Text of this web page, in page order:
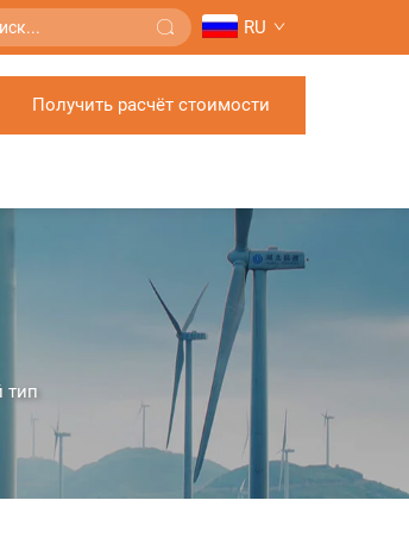
RU
Получить расчёт стоимости
тип